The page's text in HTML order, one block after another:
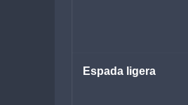
Espada ligera